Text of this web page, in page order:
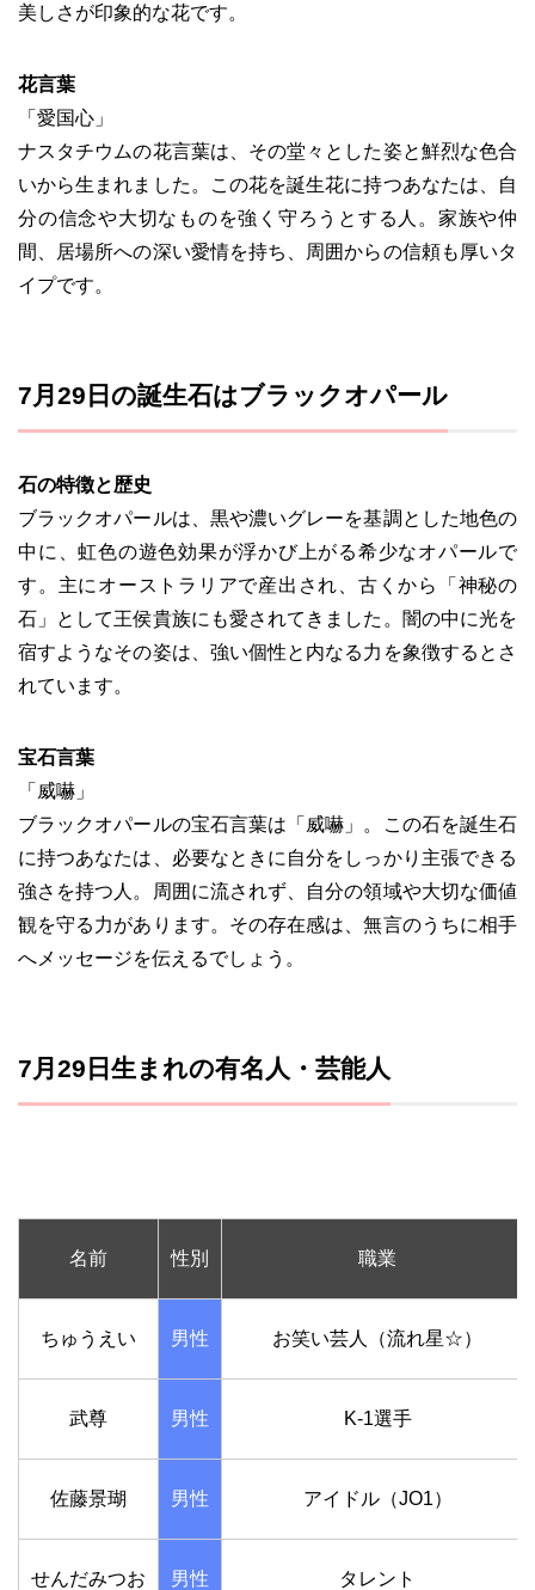
美しさが印象的な花です。
花言葉
「愛国心」
ナスタチウムの花言葉は、その堂々とした姿と鮮烈な色合
いから生まれました。この花を誕生花に持つあなたは、自
分の信念や大切なものを強く守ろうとする人。家族や仲
間、居場所への深い愛情を持ち、周囲からの信頼も厚いタ
イプです。
7月29日の誕生石はブラックオパール
石の特徴と歴史
ブラックオパールは、黒や濃いグレーを基調とした地色の
中に、虹色の遊色効果が浮かび上がる希少なオパールで
す。主にオーストラリアで産出され、古くから「神秘の
石」として王侯貴族にも愛されてきました。闇の中に光を
宿すようなその姿は、強い個性と内なる力を象徴するとさ
れています。
宝石言葉
「威嚇」
ブラックオパールの宝石言葉は「威嚇」。この石を誕生石
に持つあなたは、必要なときに自分をしっかり主張できる
強さを持つ人。周囲に流されず、自分の領域や大切な価値
観を守る力があります。その存在感は、無言のうちに相手
へメッセージを伝えるでしょう。
7月29日生まれの有名人・芸能人
名前 性別 職業
ちゅうえい 男性 お笑い芸人（流れ星☆）
武尊 男性 K-1選手
佐藤景瑚 男性 アイドル（JO1）
せんだみつお 男性 タレント